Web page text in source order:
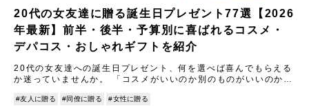
20代の女友達に贈る誕生日プレゼント77選【2026
年最新】前半・後半・予算別に喜ばれるコスメ・
デパコス・おしゃれギフトを紹介
20代の女友達への誕生日プレゼント、何を選べば喜んでもらえる
か迷っていませんか。 「コスメがいいのか別のものがいいのか」
#友人に贈る #同僚に贈る #女性に贈る